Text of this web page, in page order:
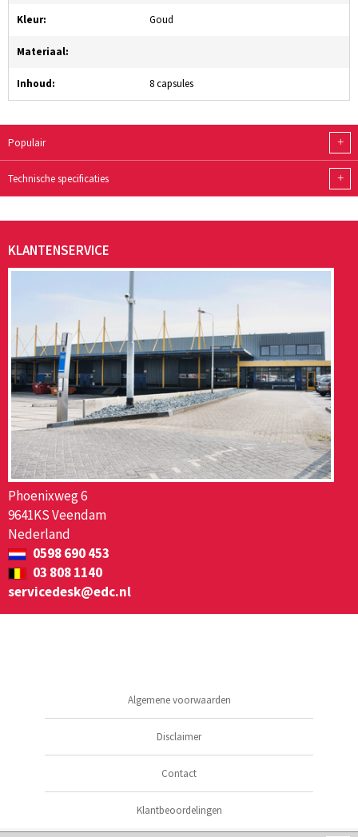
Kleur: Goud
Materiaal:
Inhoud: 8 capsules
Populair +
Technische specificaties +
KLANTENSERVICE
Phoenixweg 6
9641KS Veendam
Nederland
0598 690 453
03 808 1140
servicedesk@edc.nl
Algemene voorwaarden
Disclaimer
Contact
Klantbeoordelingen